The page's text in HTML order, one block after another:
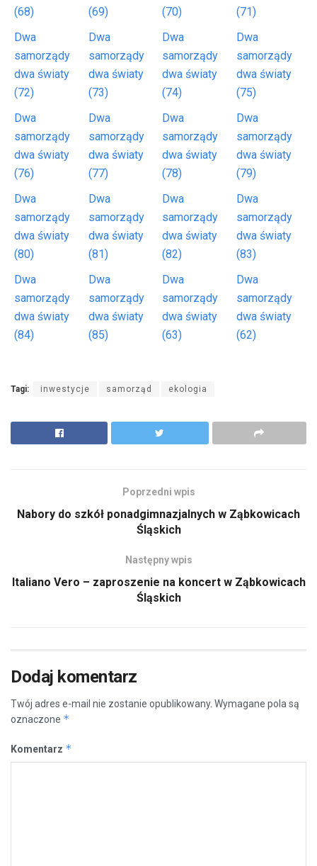
(68) (69) (70)
(71)
Dwa
samorządy
dwa światy
(72)
Dwa
samorządy
dwa światy
(73)
Dwa
samorządy
dwa światy
(74)
Dwa
samorządy
dwa światy
(75)
Dwa
samorządy
dwa światy
(76)
Dwa
samorządy
dwa światy
(77)
Dwa
samorządy
dwa światy
(78)
Dwa
samorządy
dwa światy
(79)
Dwa
samorządy
dwa światy
(80)
Dwa
samorządy
dwa światy
(81)
Dwa
samorządy
dwa światy
(82)
Dwa
samorządy
dwa światy
(83)
Dwa
samorządy
dwa światy
(84)
Dwa
samorządy
dwa światy
(85)
Dwa
samorządy
dwa światy
(63)
Dwa
samorządy
dwa światy
(62)
Tagi: inwestycje samorząd ekologia
Poprzedni wpis
Nabory do szkół ponadgimnazjalnych w Ząbkowicach
Śląskich
Następny wpis
Italiano Vero – zaproszenie na koncert w Ząbkowicach
Śląskich
Dodaj komentarz
Twój adres e-mail nie zostanie opublikowany. Wymagane pola są
oznaczone *
Komentarz *